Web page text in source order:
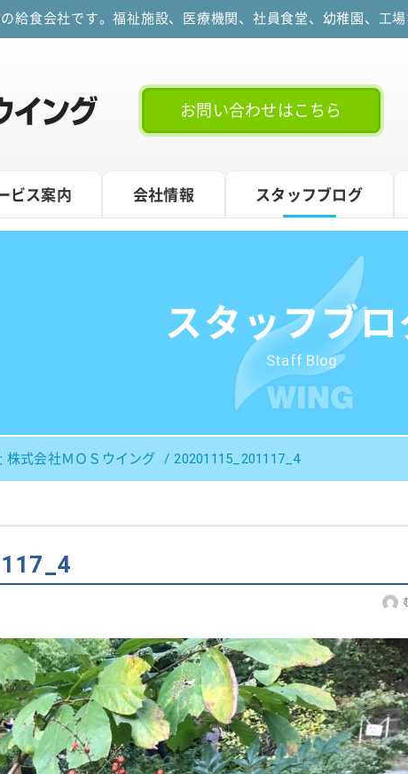
給食会社です。福祉施設、医療機関、社員食堂、幼稚園、工
お問い合わせはこちら
ビス案内 会社情報 スタッフブログ
スタッフブロ
Staff Blog
株式会社ＭＯＳウイング 20201115_201117_4